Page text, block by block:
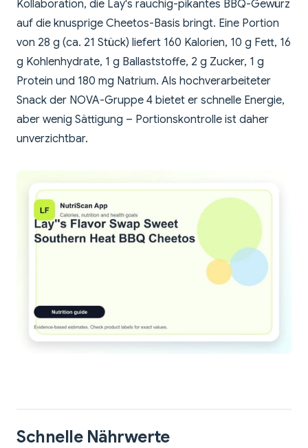
Kollaboration, die Lay's rauchig-pikantes BBQ-Gewürz
auf die knusprige Cheetos-Basis bringt. Eine Portion
von 28 g (ca. 21 Stück) liefert 160 Kalorien, 10 g Fett, 16
g Kohlenhydrate, 1 g Ballaststoffe, 2 g Zucker, 1 g
Protein und 180 mg Natrium. Als hochverarbeiteter
Snack der NOVA-Gruppe 4 bietet er schnelle Energie,
aber wenig Sättigung – Portionskontrolle ist daher
unverzichtbar.
Schnelle Nährwerte